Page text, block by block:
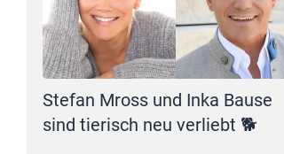
Stefan Mross und Inka Bause
sind tierisch neu verliebt 🐕